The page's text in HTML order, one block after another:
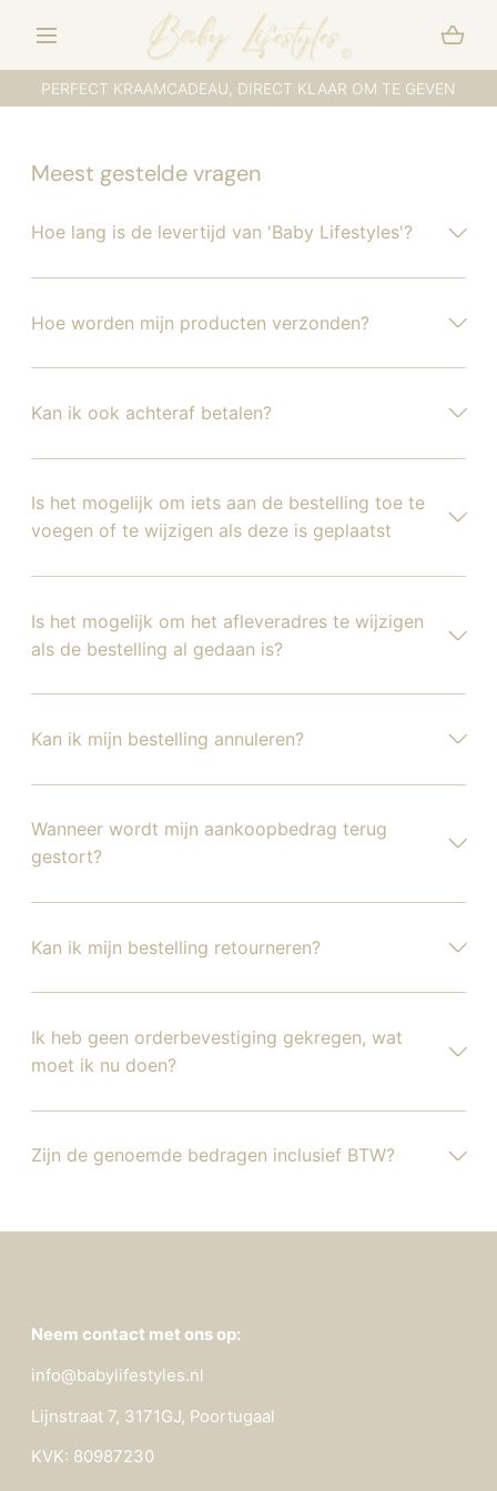
DOORGAAN NAAR
ARTIKEL
PERFECT KRAAMCADEAU, DIRECT KLAAR OM TE GEVEN
Meest gestelde vragen
Hoe lang is de levertijd van 'Baby Lifestyles'?
Hoe worden mijn producten verzonden?
Kan ik ook achteraf betalen?
Is het mogelijk om iets aan de bestelling toe te
voegen of te wijzigen als deze is geplaatst
Is het mogelijk om het afleveradres te wijzigen
als de bestelling al gedaan is?
Kan ik mijn bestelling annuleren?
Wanneer wordt mijn aankoopbedrag terug
gestort?
Kan ik mijn bestelling retourneren?
Ik heb geen orderbevestiging gekregen, wat
moet ik nu doen?
Zijn de genoemde bedragen inclusief BTW?
Neem contact met ons op:
info@babylifestyles.nl
Lijnstraat 7, 3171GJ, Poortugaal
KVK: 80987230